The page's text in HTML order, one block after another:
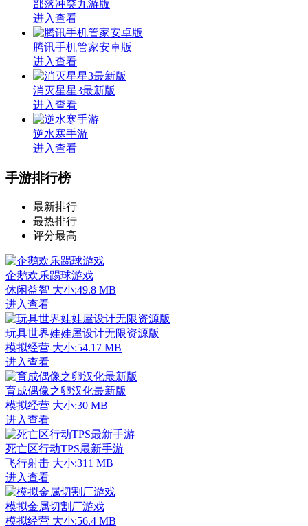
部落冲突九游版
进入查看
腾讯手机管家安卓版
进入查看
消灭星星3最新版
进入查看
逆水寒手游
进入查看
手游排行榜
最新排行
最热排行
评分最高
企鹅欢乐踢球游戏
休闲益智 大小:49.8 MB
进入查看
玩具世界娃娃屋设计无限资源版
模拟经营 大小:54.17 MB
进入查看
育成偶像之卵汉化最新版
模拟经营 大小:30 MB
进入查看
死亡区行动TPS最新手游
飞行射击 大小:311 MB
进入查看
模拟金属切割厂游戏
模拟经营 大小:56.4 MB